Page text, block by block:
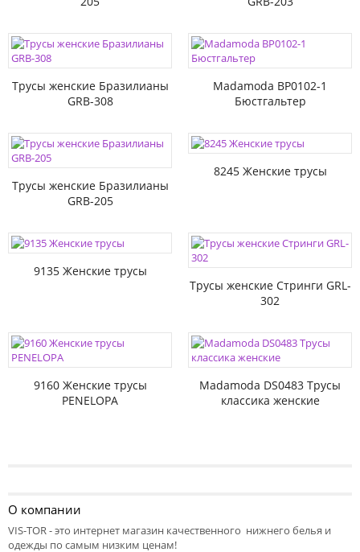
Трусы женские Бразилианы
GRB-308
Madamoda BP0102-1
Бюстгальтер
Трусы женские Бразилианы
GRB-205
8245 Женские трусы
9135 Женские трусы
Трусы женские Стринги GRL-
302
9160 Женские трусы
PENELOPA
Madamoda DS0483 Трусы
классика женские
О компании
VIS-TOR - это интернет магазин качественного нижнего белья и
одежды по самым низким ценам!